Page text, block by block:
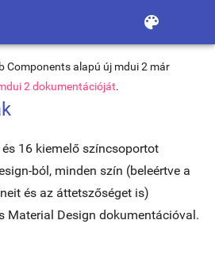
color_lens
Components alapú új mdui 2 már
2 dokumentációját.
16 kiemelő színcsoportot
ból, minden szín (beleértve a
és az áttetszőséget is)
Material Design dokumentációval.